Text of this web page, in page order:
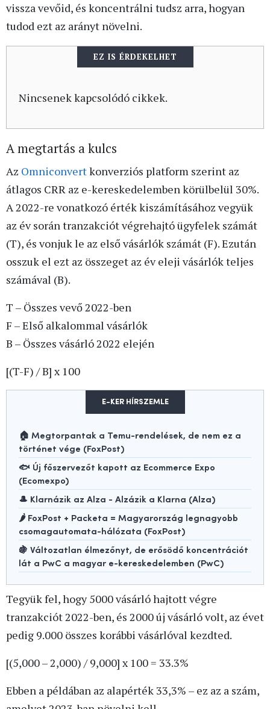
vissza vevőid, és koncentrálni tudsz arra, hogyan
tudod ezt az arányt növelni.
EZ IS ÉRDEKELHET
Nincsenek kapcsolódó cikkek.
A megtartás a kulcs
Az Omniconvertkonverziós platform szerint az
átlagos CRR az e-kereskedelemben körülbelül 30%.
A 2022-re vonatkozó érték kiszámításához vegyük
az év során tranzakciót végrehajtó ügyfelek számát
(T), és vonjuk le az első vásárlók számát (F). Ezután
osszuk el ezt az összeget az év eleji vásárlók teljes
számával (B).
T – Összes vevő 2022-ben
F – Első alkalommal vásárlók
B – Összes vásárló 2022 elején
[(T-F) / B] x 100
E-KER HÍRSZEMLE
🏠 Megtorpantak a Temu-rendelések, de nem ez a
történet vége (FoxPost)
🐟 Új főszervezőt kapott az Ecommerce Expo
(Ecomexpo)
🎩 Klarnázik az Alza - Alzázik a Klarna (Alza)
🌶️ FoxPost + Packeta = Magyarország legnagyobb
csomagautomata-hálózata (FoxPost)
🍇 Változatlan élmezőnyt, de erősödő koncentrációt
lát a PwC a magyar e-kereskedelemben (PwC)
Tegyük fel, hogy 5000 vásárló hajtott végre
tranzakciót 2022-ben, és 2000 új vásárló volt, az évet
pedig 9.000 összes korábbi vásárlóval kezdted.
[(5,000 – 2,000) / 9,000] x 100 = 33.3%
Ebben a példában az alapérték 33,3% – ez az a szám,